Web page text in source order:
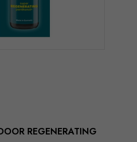
REGENERATING